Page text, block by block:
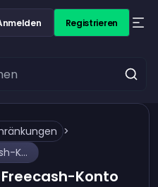
Registrieren
>
Kann ich ein neues Freecash-Konto erstellen, wenn ich mein altes lösche?
Konto